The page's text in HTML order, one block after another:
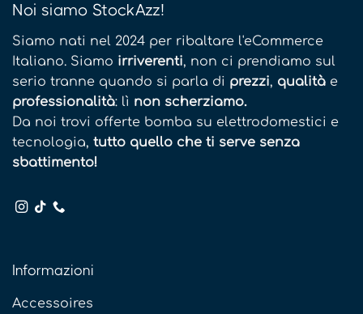
Noi siamo StockAzz!
Siamo nati nel 2024 per ribaltare l'eCommerce
Italiano. Siamo irriverenti, non ci prendiamo sul
serio tranne quando si parla di prezzi, qualità e
professionalità: lì non scherziamo.
Da noi trovi offerte bomba su elettrodomestici e
tecnologia, tutto quello che ti serve senza
sbattimento!
Informazioni
Accessoires